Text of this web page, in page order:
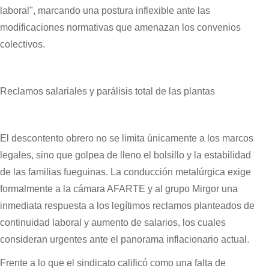
laboral", marcando una postura inflexible ante las
modificaciones normativas que amenazan los convenios
colectivos.
Reclamos salariales y parálisis total de las plantas
El descontento obrero no se limita únicamente a los marcos
legales, sino que golpea de lleno el bolsillo y la estabilidad
de las familias fueguinas. La conducción metalúrgica exige
formalmente a la cámara AFARTE y al grupo Mirgor una
inmediata respuesta a los legítimos reclamos planteados de
continuidad laboral y aumento de salarios, los cuales
consideran urgentes ante el panorama inflacionario actual.
Frente a lo que el sindicato calificó como una falta de